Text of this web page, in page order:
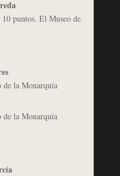
puntos. El Museo de
de la Monarquía
de la Monarquía